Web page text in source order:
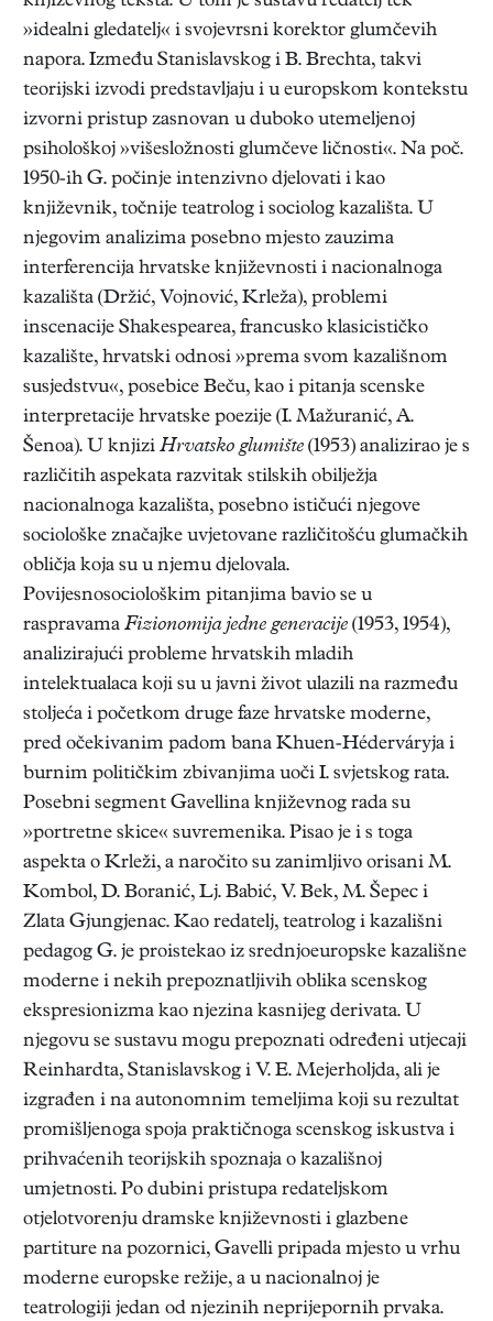
»idealni gledatelj« i svojevrsni korektor glumčevih
napora. Između Stanislavskog i B. Brechta, takvi
teorijski izvodi predstavljaju i u europskom kontekstu
izvorni pristup zasnovan u duboko utemeljenoj
psihološkoj »višesložnosti glumčeve ličnosti«. Na poč.
1950-ih G. počinje intenzivno djelovati i kao
književnik, točnije teatrolog i sociolog kazališta. U
njegovim analizima posebno mjesto zauzima
interferencija hrvatske književnosti i nacionalnoga
kazališta (Držić, Vojnović, Krleža), problemi
inscenacije Shakespearea, francusko klasicističko
kazalište, hrvatski odnosi »prema svom kazališnom
susjedstvu«, posebice Beču, kao i pitanja scenske
interpretacije hrvatske poezije (I. Mažuranić, A.
Šenoa). U knjizi Hrvatsko glumište (1953) analizirao je s
različitih aspekata razvitak stilskih obilježja
nacionalnoga kazališta, posebno ističući njegove
sociološke značajke uvjetovane različitošću glumačkih
obličja koja su u njemu djelovala.
Povijesnosociološkim pitanjima bavio se u
raspravama Fizionomija jedne generacije (1953, 1954),
analizirajući probleme hrvatskih mladih
intelektualaca koji su u javni život ulazili na razmeđu
stoljeća i početkom druge faze hrvatske moderne,
pred očekivanim padom bana Khuen-Héderváryja i
burnim političkim zbivanjima uoči I. svjetskog rata.
Posebni segment Gavellina književnog rada su
»portretne skice« suvremenika. Pisao je i s toga
aspekta o Krleži, a naročito su zanimljivo orisani M.
Kombol, D. Boranić, Lj. Babić, V. Bek, M. Šepec i
Zlata Gjungjenac. Kao redatelj, teatrolog i kazališni
pedagog G. je proistekao iz srednjoeuropske kazališne
moderne i nekih prepoznatljivih oblika scenskog
ekspresionizma kao njezina kasnijeg derivata. U
njegovu se sustavu mogu prepoznati određeni utjecaji
Reinhardta, Stanislavskog i V. E. Mejerholjda, ali je
izgrađen i na autonomnim temeljima koji su rezultat
promišljenoga spoja praktičnoga scenskog iskustva i
prihvaćenih teorijskih spoznaja o kazališnoj
umjetnosti. Po dubini pristupa redateljskom
otjelotvorenju dramske književnosti i glazbene
partiture na pozornici, Gavelli pripada mjesto u vrhu
moderne europske režije, a u nacionalnoj je
teatrologiji jedan od njezinih neprijepornih prvaka.